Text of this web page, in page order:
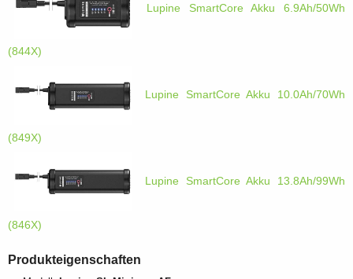
Lupine SmartCore Akku 6.9Ah/50Wh
(844X)
Lupine SmartCore Akku 10.0Ah/70Wh
(849X)
Lupine SmartCore Akku 13.8Ah/99Wh
(846X)
Produkteigenschaften